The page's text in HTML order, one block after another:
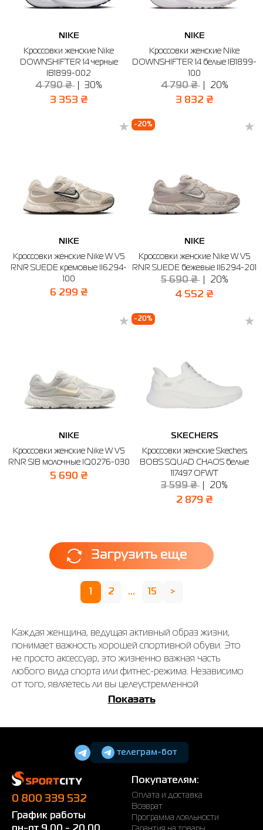
NIKE
Кроссовки женские Nike
DOWNSHIFTER 14 черные
IB1899-002
4 790 ₴ 30%
3 353 ₴
NIKE
Кроссовки женские Nike
DOWNSHIFTER 14 белые IB1899-
100
4 790 ₴ 20%
3 832 ₴
NIKE
Кроссовки женские Nike W V5
RNR SUEDE кремовые II6294-
100
6 299 ₴
-20%
NIKE
Кроссовки женские Nike W V5
RNR SUEDE бежевые II6294-201
5 690 ₴ 20%
4 552 ₴
NIKE
Кроссовки женские Nike W V5
RNR SIB молочные IQ0276-030
5 690 ₴
-20%
SKECHERS
Кроссовки женские Skechers
BOBS SQUAD CHAOS белые
117497 OFWT
3 599 ₴ 20%
2 879 ₴
Загрузить еще
2 ... 15 >
Каждая женщина, ведущая активный образ жизни,
понимает важность хорошей спортивной обуви. Это
не просто аксессуар, это жизненно важная часть
любого вида спорта или фитнес-режима. Независимо
от того, являетесь ли вы целеустремленной
спортсменкой или просто любите прогуляться, в
Преимущественное различие между
При сравнении спортивной и классической обуви есть
несколько ключевых различий, которые делают
спортивную обувь более выгодной для физической
Показать
телеграм-бот
0 800 339 532
График работы
Покупателям:
Оплата и доставка
Возврат
Программа лояльности